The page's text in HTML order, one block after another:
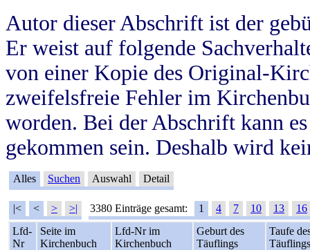
Autor dieser Abschrift ist der
Er weist auf folgende
von einer Kopie des Original-
zweifelsfreie Fehler im
worden. Bei der Abschrift kann
gekommen sein. Deshalb wird
Alles Suchen Auswahl Detail
|< < > >| 3380 Einträge gesamt: 1 4 7 10 13
16
Lfd-
Nr
Seite im
Kirchenbuch
Lfd-Nr im
Kirchenbuch
Geburt des
Täuflings
Taufe
Täuflings